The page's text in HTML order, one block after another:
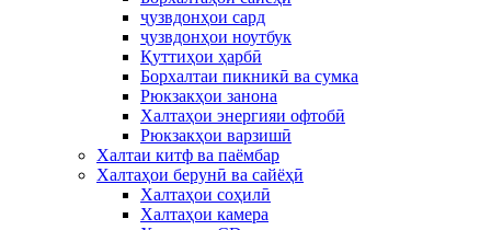
ҷузвдонҳои сард
ҷузвдонҳои ноутбук
Қуттиҳои ҳарбӣ
Борхалтаи пикникӣ ва сумка
Рюкзакҳои занона
Халтаҳои энергияи офтобӣ
Рюкзакҳои варзишӣ
Халтаи китф ва паёмбар
Халтаҳои берунӣ ва сайёҳӣ
Халтаҳои соҳилӣ
Халтаҳои камера